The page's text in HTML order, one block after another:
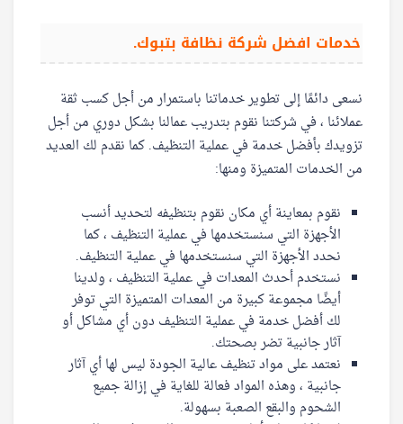
خدمات افضل شركة نظافة بتبوك.
نسعى دائمًا إلى تطوير خدماتنا باستمرار من أجل كسب ثقة
عملائنا ، في شركتنا نقوم بتدريب عمالنا بشكل دوري من أجل
تزويدك بأفضل خدمة في عملية التنظيف. كما نقدم لك العديد
من الخدمات المتميزة ومنها:
نقوم بمعاينة أي مكان نقوم بتنظيفه لتحديد أنسب
الأجهزة التي سنستخدمها في عملية التنظيف ، كما
نحدد الأجهزة التي سنستخدمها في عملية التنظيف.
نستخدم أحدث المعدات في عملية التنظيف ، ولدينا
أيضًا مجموعة كبيرة من المعدات المتميزة التي توفر
لك أفضل خدمة في عملية التنظيف دون أي مشاكل أو
آثار جانبية تضر بصحتك.
نعتمد على مواد تنظيف عالية الجودة ليس لها أي آثار
جانبية ، وهذه المواد فعالة للغاية في إزالة جميع
الشحوم والبقع الصعبة بسهولة.